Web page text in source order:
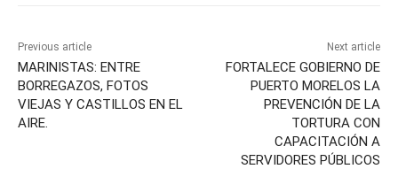
Previous article
MARINISTAS: ENTRE
BORREGAZOS, FOTOS
VIEJAS Y CASTILLOS EN EL
AIRE.
Next article
FORTALECE GOBIERNO DE
PUERTO MORELOS LA
PREVENCIÓN DE LA
TORTURA CON
CAPACITACIÓN A
SERVIDORES PÚBLICOS